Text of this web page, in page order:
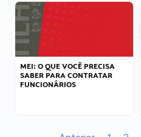
MEI: O QUE VOCÊ PRECISA
SABER PARA CONTRATAR
FUNCIONÁRIOS